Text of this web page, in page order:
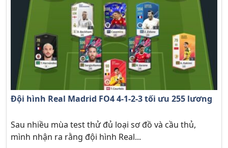
Đội hình Real Madrid FO4 4-1-2-3 tối ưu 255 lương
Sau nhiều mùa test thử đủ loại sơ đồ và cầu thủ,
mình nhận ra rằng đội hình Real...